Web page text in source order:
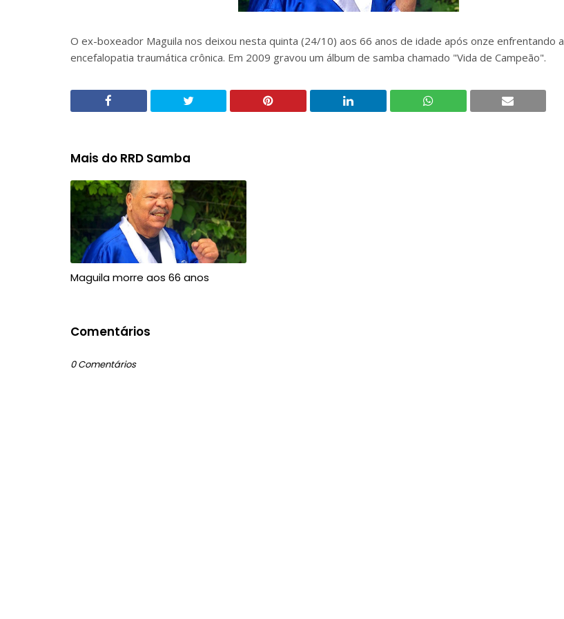
O ex-boxeador Maguila nos deixou nesta quinta (24/10) aos 66 anos de idade após onze enfrentando a
encefalopatia traumática crônica. Em 2009 gravou um álbum de samba chamado "Vida de Campeão".
Mais do RRD Samba
Maguila morre aos 66 anos
Comentários
0 Comentários